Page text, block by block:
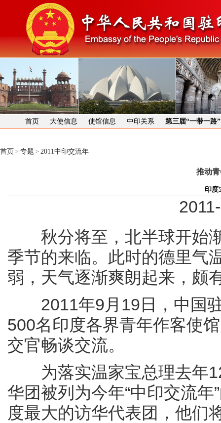
首页 大使信息 使馆信息 中印关系 第三届“一带一路
首页 > 专题 > 2011中印交流年
推动
——印度
秋分将至，北半球开始渐
季节的来临。此时的德里气
弱，天气逐渐爽朗起来，颇
2011年9月19日，中国驻
500名印度各界青年作客使
交官畅谈交流。
为落实温家宝总理去年
华团被列为今年“中印交流
度最大的访华代表团，他们